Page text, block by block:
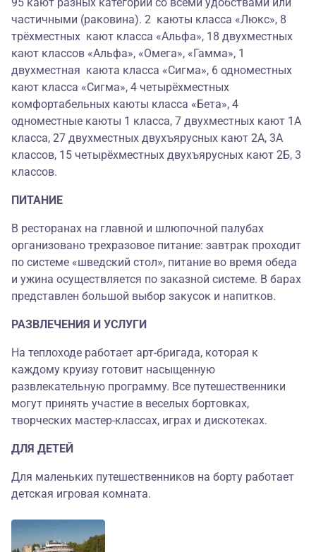
частичными (раковина). 2 каюты класса «Люкс», 8
трёхместных кают класса «Альфа», 18 двухместных
кают классов «Альфа», «Омега», «Гамма», 1
двухместная каюта класса «Сигма», 6 одноместных
кают класса «Сигма», 4 четырёхместных
комфортабельных каюты класса «Бета», 4
одноместные каюты 1 класса, 7 двухместных кают 1А
класса, 27 двухместных двухъярусных кают 2А, 3А
классов, 15 четырёхместных двухъярусных кают 2Б, 3
классов.
ПИТАНИЕ
В ресторанах на главной и шлюпочной палубах
организовано трехразовое питание: завтрак проходит
по системе «шведский стол», питание во время обеда
и ужина осуществляется по заказной системе. В барах
представлен большой выбор закусок и напитков.
РАЗВЛЕЧЕНИЯ И УСЛУГИ
На теплоходе работает арт-бригада, которая к
каждому круизу готовит насыщенную
развлекательную программу. Все путешественники
могут принять участие в веселых бортовках,
творческих мастер-классах, играх и дискотеках.
ДЛЯ ДЕТЕЙ
Для маленьких путешественников на борту работает
детская игровая комната.